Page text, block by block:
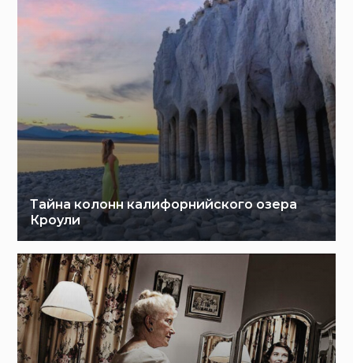
Тайна колонн калифорнийского озера
Кроули